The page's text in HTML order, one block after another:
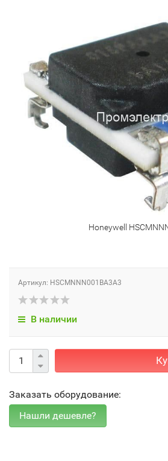
Honeywell
Артикул: HSCMNNN001BA3A3
В наличии
Заказать оборудование: